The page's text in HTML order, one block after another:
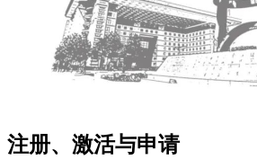
注册、激活与申请